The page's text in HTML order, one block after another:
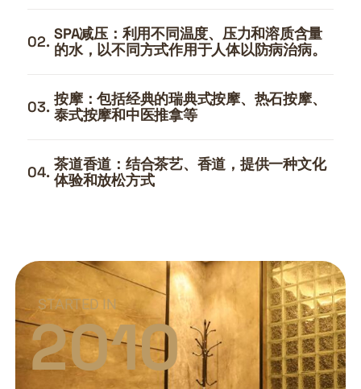
02. SPA减压：利用不同温度、压力和溶质含量
的水，以不同方式作用于人体以防病治病。
03. 按摩：包括经典的瑞典式按摩、热石按摩、
泰式按摩和中医推拿等
04. 茶道香道：结合茶艺、香道，提供一种文化
体验和放松方式
STARTED IN
2010